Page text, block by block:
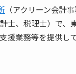
（アクリーン会計
士、税理士）で、
援業務等を提供し